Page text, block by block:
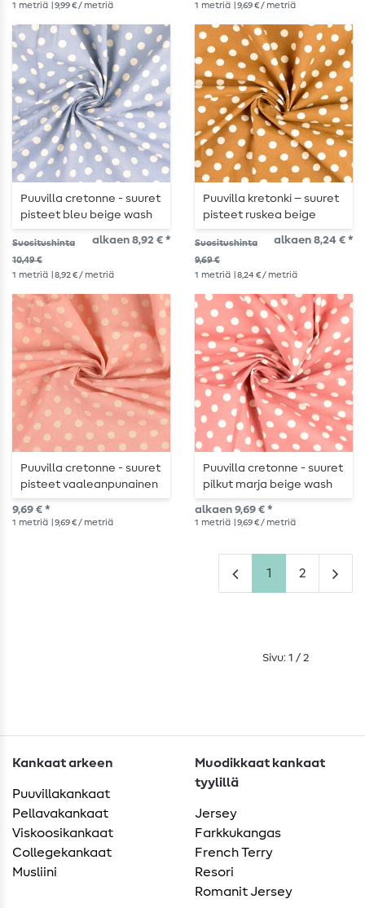
1 metriä | 9,99 € / metriä 1 metriä | 9,69 € / metriä
Puuvilla cretonne - suuret
pisteet bleu beige wash
Suositushinta
10,49 €
alkaen 8,92 € *
1 metriä | 8,92 € / metriä
Puuvilla kretonki – suuret
pisteet ruskea beige
wash
Suositushinta
9,69 €
alkaen 8,24 € *
1 metriä | 8,24 € / metriä
Puuvilla cretonne - suuret
pisteet vaaleanpunainen
beige wash
9,69 € *
1 metriä | 9,69 € / metriä
Puuvilla cretonne - suuret
pilkut marja beige wash
alkaen 9,69 € *
1 metriä | 9,69 € / metriä
1 2
Sivu: 1 / 2
Kankaat arkeen
Puuvillakankaat
Pellavakankaat
Viskoosikankaat
Collegekankaat
Musliini
Muodikkaat kankaat
tyylillä
Jersey
Farkkukangas
French Terry
Resori
Romanit Jersey